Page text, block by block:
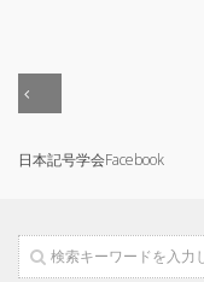
日本記号学会Facebook